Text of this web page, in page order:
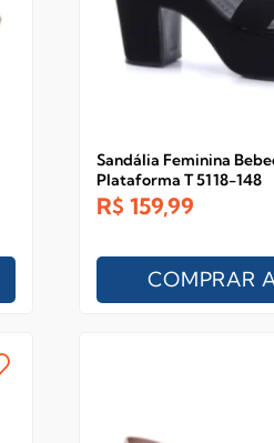
Sandália Feminina
Plataforma T 5118-148
R$ 159,99
COMPRAR